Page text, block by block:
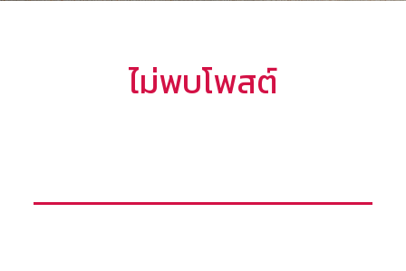
ไม่พบโพสต์